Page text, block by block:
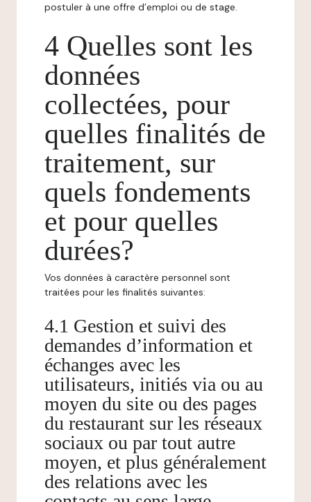
postuler à une offre d’emploi ou de stage.
4 Quelles sont les
données
collectées, pour
quelles finalités de
traitement, sur
quels fondements
et pour quelles
durées?
Vos données à caractère personnel sont
traitées pour les finalités suivantes:
4.1 Gestion et suivi des
demandes d’information et
échanges avec les
utilisateurs, initiés via ou au
moyen du site ou des pages
du restaurant sur les réseaux
sociaux ou par tout autre
moyen, et plus généralement
des relations avec les